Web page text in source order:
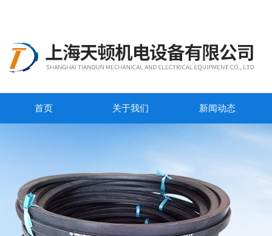
首页 关于我们 新闻动态